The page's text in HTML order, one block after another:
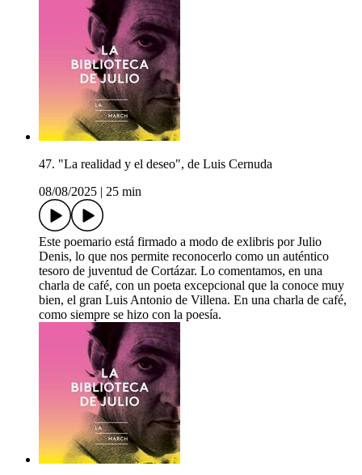
47. "La realidad y el deseo", de Luis Cernuda
08/08/2025
25 min
Este poemario está firmado a modo de exlibris por Julio
Denis, lo que nos permite reconocerlo como un auténtico
tesoro de juventud de Cortázar. Lo comentamos, en una
charla de café, con un poeta excepcional que la conoce muy
bien, el gran Luis Antonio de Villena. En una charla de café,
como siempre se hizo con la poesía.